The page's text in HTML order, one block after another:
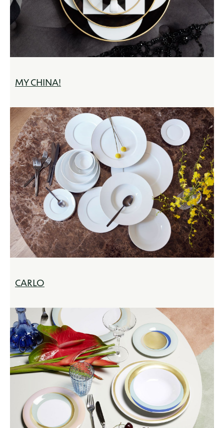
MY CHINA!
CARLO